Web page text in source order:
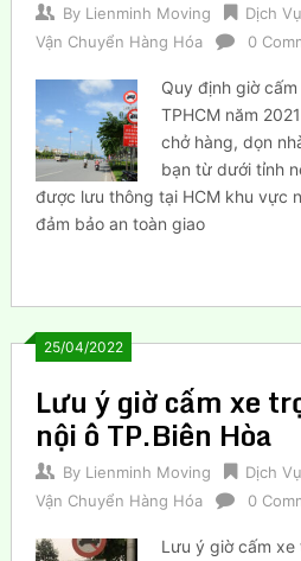
By Lienminh Moving Dịch
Vận Chuyển Hàng Hóa
0
Quy định giờ
TPHCM năm
chở hàng, dọn
bạn từ dưới tỉnh
được lưu thông tại HCM khu vực
đảm bảo an toàn giao
25/04/2022
Lưu ý giờ cấm xe
nội ô TP.Biên Hòa
By Lienminh Moving Dịch
Vận Chuyển Hàng Hóa
0
Lưu ý giờ cấm xe